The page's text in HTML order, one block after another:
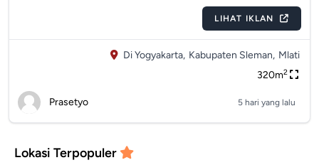
LIHAT IKLAN
Di Yogyakarta, Kabupaten Sleman, Mlati
320m2
Prasetyo 5 hari yang lalu
Lokasi Terpopuler